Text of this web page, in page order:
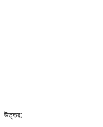
উত্তর: